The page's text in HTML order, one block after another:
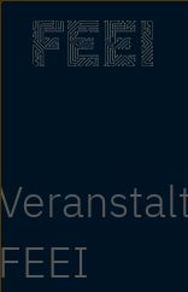
Zum
Inhalt